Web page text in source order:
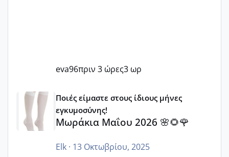
eva96πριν 3 ώρες3 ωρ
Μωράκια Μαΐου 2026 🌸🌻🌹
Ποιές είμαστε στους ίδιους μήνες
εγκυμοσύνης!
Μωράκια Μαΐου 2026 🌸🌻🌹
Elk· 13 Οκτωβρίου, 2025